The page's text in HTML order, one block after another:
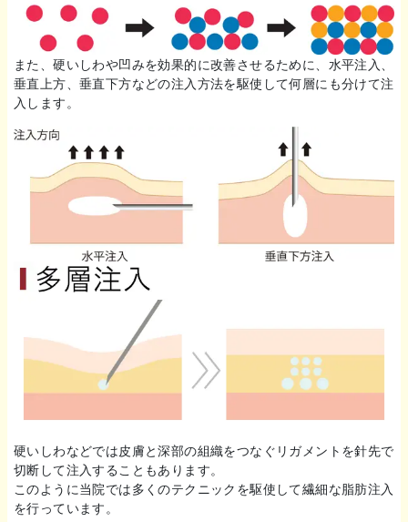
また、硬いしわや凹みを効果的に改善させるために、水平注入、
垂直上方、垂直下方などの注入方法を駆使して何層にも分けて注
入します。
硬いしわなどでは皮膚と深部の組織をつなぐリガメントを針先で
切断して注入することもあります。
このように当院では多くのテクニックを駆使して繊細な脂肪注入
を行っています。